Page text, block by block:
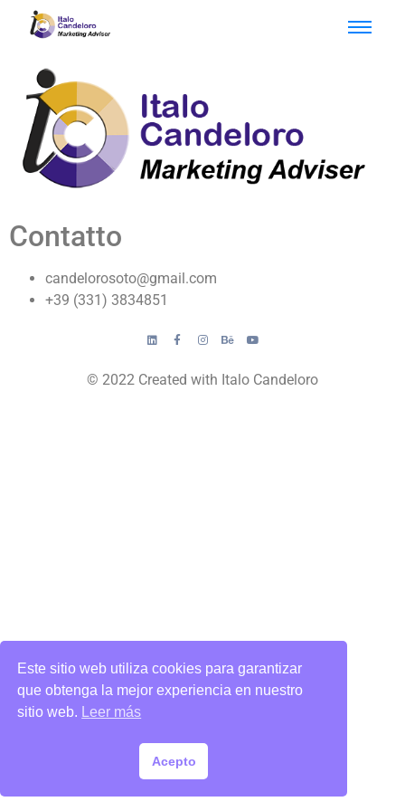
Contatto
candelorosoto@gmail.com
+39 (331) 3834851
© 2022 Created with Italo Candeloro
Este sitio web utiliza cookies para garantizar
que obtenga la mejor experiencia en nuestro
sitio web.
Leer más
Acepto